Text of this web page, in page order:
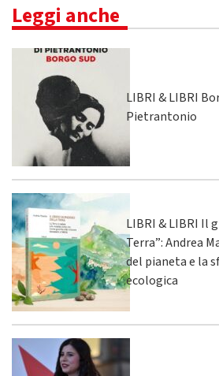
Leggi anche
LIBRI & LIBRI
Pietrantonio
LIBRI & LIBRI Il
Terra”: Andrea
del pianeta e la
ecologica